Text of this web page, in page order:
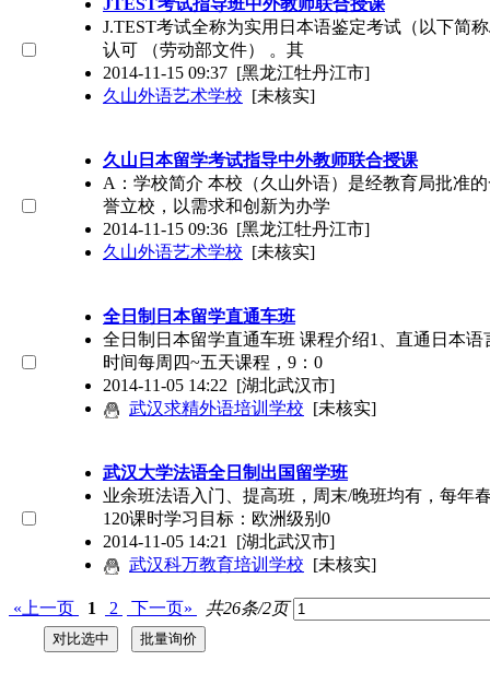
J.TEST考试全称为实用日本语鉴定考试（以下简
认可 （劳动部文件） 。其
2014-11-15 09:37 [黑龙江牡丹江市]
久山外语艺术学校 [未核实]
久山日本留学考试指导中外教师联合授课
A：学校简介 本校（久山外语）是经教育局批准
誉立校，以需求和创新为办学
2014-11-15 09:36 [黑龙江牡丹江市]
久山外语艺术学校 [未核实]
全日制日本留学直通车班
全日制日本留学直通车班 课程介绍1、直通日本
时间每周四~五天课程，9：0
2014-11-05 14:22 [湖北武汉市]
武汉求精外语培训学校 [未核实]
武汉大学法语全日制出国留学班
业余班法语入门、提高班，周末/晚班均有，每年
120课时学习目标：欧洲级别0
2014-11-05 14:21 [湖北武汉市]
武汉科万教育培训学校 [未核实]
«上一页 1 2 下一页» 共26条/2页